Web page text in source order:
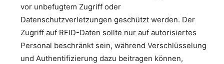
vor unbefugtem Zugriff oder
Datenschutzverletzungen geschützt werden. Der
Zugriff auf RFID-Daten sollte nur auf autorisiertes
Personal beschränkt sein, während Verschlüsselung
und Authentifizierung dazu beitragen können,